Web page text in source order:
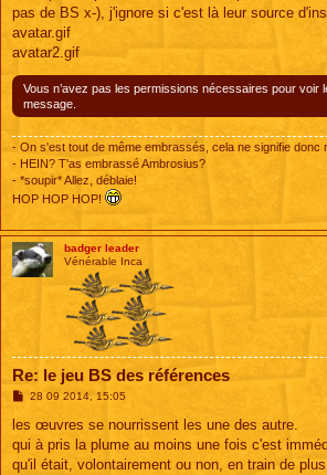
pas de BS x-), j'ignore si c'est là leur source
avatar.gif
avatar2.gif
Vous n’avez pas les permissions nécessaires pour voir
message.
- On s'est tout de même embrassés, cela ne signifie donc
- HEIN? T'as embrassé Ambrosius?
- *soupir* Allez, déblaie!
HOP HOP HOP!
badger leader
Vénérable Inca
Re: le jeu BS des références
M
s
a
g
28 09 2014, 15:05
les œuvres se nourrissent les une des autre.
qui à pris la plume au moins une fois c'est
qu'il était, volontairement ou non, en train de